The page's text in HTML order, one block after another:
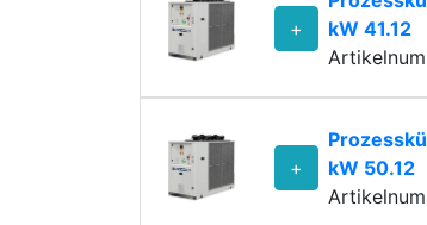
+
kW 41.12
+
kW 50.12